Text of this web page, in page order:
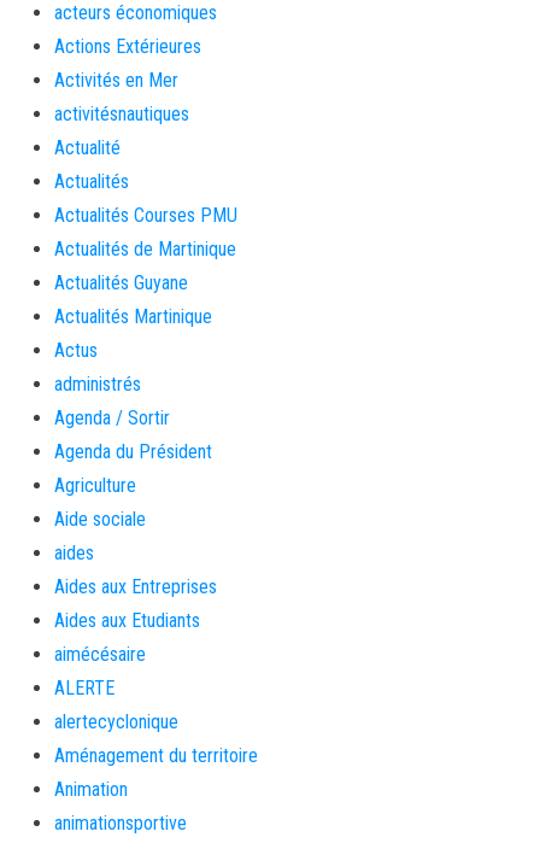
acteurs économiques
Actions Extérieures
Activités en Mer
activitésnautiques
Actualité
Actualités
Actualités Courses PMU
Actualités de Martinique
Actualités Guyane
Actualités Martinique
Actus
administrés
Agenda / Sortir
Agenda du Président
Agriculture
Aide sociale
aides
Aides aux Entreprises
Aides aux Etudiants
aimécésaire
ALERTE
alertecyclonique
Aménagement du territoire
Animation
animationsportive